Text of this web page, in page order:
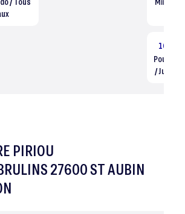
16:00
/ Judo /
PIRIOU
27600 ST AUBIN